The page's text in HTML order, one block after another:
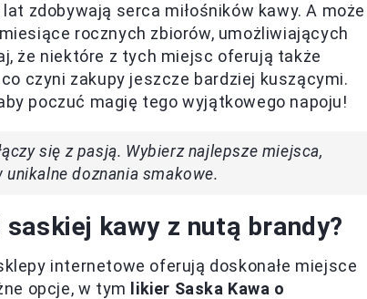
zdobywają serca miłośników kawy. A może
rocznych zbiorów, umożliwiających
że niektóre z tych miejsc oferują także
czyni zakupy jeszcze bardziej kuszącymi.
poczuć magię tego wyjątkowego napoju!
się z pasją. Wybierz najlepsze miejsca,
doznania smakowe.
kawy z nutą brandy?
internetowe oferują doskonałe miejsce
opcje, w tym
likier Saska Kawa o